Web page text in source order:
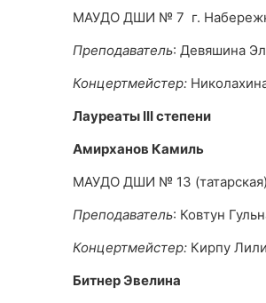
МАУДО ДШИ № 7 г.
Преподаватель: Девяшина
Концертмейстер:
Лауреаты IIIстепени
Амирханов Камиль
МАУДО ДШИ № 13
Преподаватель: Ковтун
Концертмейстер: Кирпу
Битнер Эвелина